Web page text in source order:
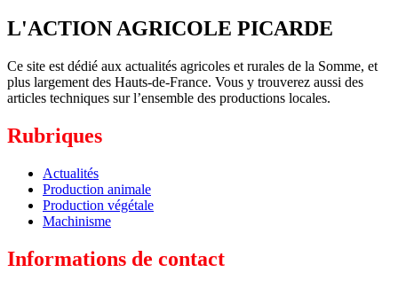
L'ACTION AGRICOLE PICARDE
Ce site est dédié aux actualités agricoles et rurales de la Somme, et
plus largement des Hauts-de-France. Vous y trouverez aussi des
articles techniques sur l’ensemble des productions locales.
Rubriques
Actualités
Production animale
Production végétale
Machinisme
Informations de contact